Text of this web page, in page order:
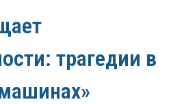
трагедии в